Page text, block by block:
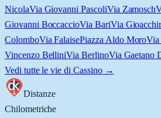
NicolaVia Giovanni PascoliVia Zamosch
Giovanni BoccaccioVia BariVia
ColomboVia FalaisePiazza Aldo MoroVia
Vincenzo BelliniVia BerlinoVia Gaetano
Vedi tutte le vie di Cassino→
Distanze
Chilometriche